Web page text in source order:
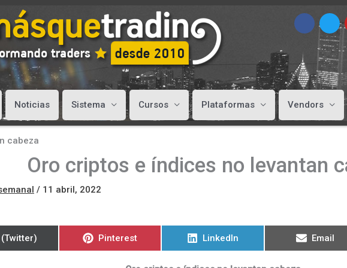
Noticias Sistema Cursos Plataformas Vendors
cabeza
Oro criptos e índices no levantan
/ 11 abril, 2022
(Twitter)
Compartir
Pinterest
Compartir
LinkedIn Email